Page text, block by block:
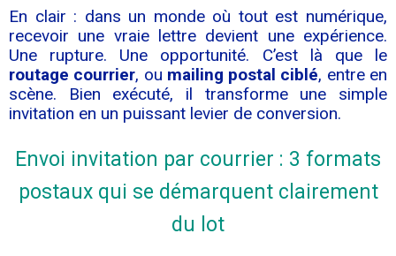
En clair : dans un monde où tout est numérique,
recevoir une vraie lettre devient une expérience.
Une rupture. Une opportunité. C’est là que le
routage courrier, ou mailing postal ciblé, entre en
scène. Bien exécuté, il transforme une simple
invitation en un puissant levier de conversion.
Envoi invitation par courrier : 3 formats
postaux qui se démarquent clairement
du lot